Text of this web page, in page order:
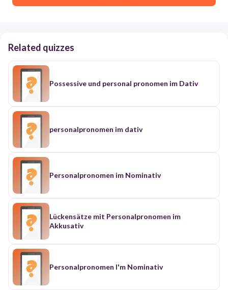
Related quizzes
Possessive und personal pronomen im Dativ
personalpronomen im dativ
Personalpronomen im Nominativ
Lückensätze mit Personalpronomen im
Akkusativ
Personalpronomen I'm Nominativ